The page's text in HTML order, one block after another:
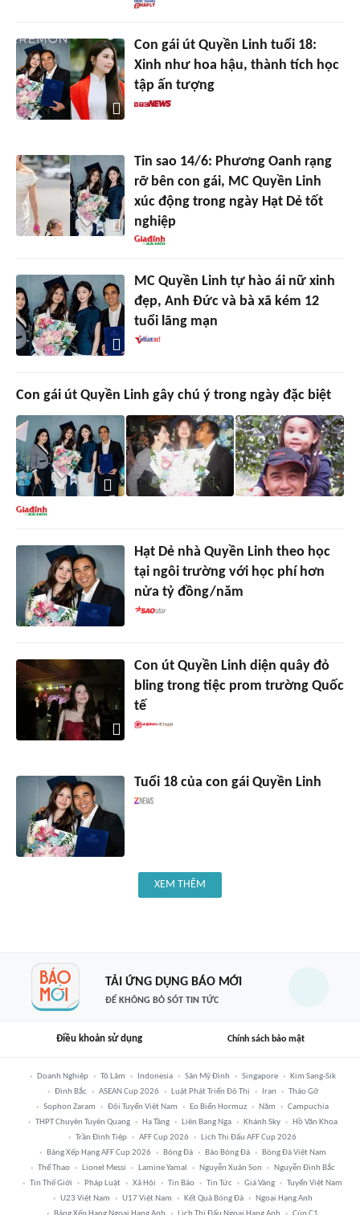
Con gái út Quyền Linh tuổi 18:
Xinh như hoa hậu, thành tích học
tập ấn tượng
Tin sao 14/6: Phương Oanh rạng
rỡ bên con gái, MC Quyền Linh
xúc động trong ngày Hạt Dẻ tốt
nghiệp
MC Quyền Linh tự hào ái nữ xinh
đẹp, Anh Đức và bà xã kém 12
tuổi lãng mạn
Con gái út Quyền Linh gây chú ý trong ngày đặc biệt
Hạt Dẻ nhà Quyền Linh theo học
tại ngôi trường với học phí hơn
nửa tỷ đồng/năm
Con út Quyền Linh diện quây đỏ
bling trong tiệc prom trường Quốc
tế
Tuổi 18 của con gái Quyền Linh
XEM THÊM
TẢI ỨNG DỤNG BÁO MỚI
ĐỂ KHÔNG BỎ SÓT TIN TỨC
Điều khoản sử dụng Chính sách bảo mật
Doanh Nghiệp Tô Lâm Indonesia Sân Mỹ Đình Singapore
Kim Sang-Sik
Đình Bắc
ASEAN Cup 2026 Luật Phát Triển Đô Thị Iran
Tháo Gỡ
Sophon Zaram
Đội Tuyển Việt Nam Eo Biển Hormuz Năm
Campuchia
THPT Chuyên Tuyên Quang
Hạ Tầng Liên Bang Nga Khánh Sky
Hồ Văn Khoa
Trần Đình Tiệp
AFF Cup 2026
Lịch Thi Đấu AFF Cup 2026
Bảng Xếp Hạng AFF Cup 2026
Bóng Đá Báo Bóng Đá
Bóng Đá Việt Nam
Thể Thao
Lionel Messi Lamine Yamal Nguyễn Xuân Son
Nguyễn Đình Bắc
Tin Thế Giới
Pháp Luật Xã Hội Tin Bão Tin Tức Giá Vàng
Tuyển Việt Nam
U23 Việt Nam
U17 Việt Nam Kết Quả Bóng Đá
Ngoại Hạng Anh